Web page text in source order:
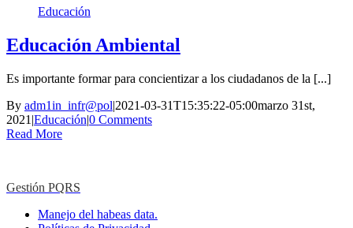
Educación
Educación Ambiental
Es importante formar para concientizar a los ciudadanos de la [...]
By adm1in_infr@pol|2021-03-31T15:35:22-05:00marzo 31st,
2021 |Educación|0 Comments
Read More
Gestión PQRS
Manejo del habeas data.